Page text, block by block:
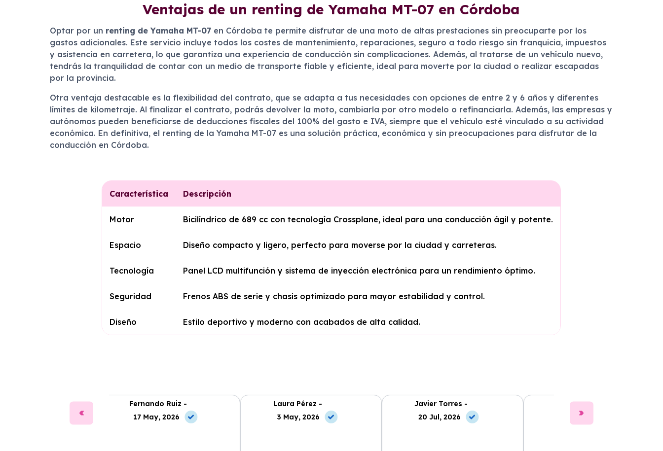
Ventajas de un renting de Yamaha MT-07 en Córdoba
Optar por un renting de Yamaha MT-07en Córdoba te permite disfrutar de una moto de altas prestaciones sin preocuparte por los
gastos adicionales. Este servicio incluye todos los costes de mantenimiento, reparaciones, seguro a todo riesgo sin franquicia, impuestos
y asistencia en carretera, lo que garantiza una experiencia de conducción sin complicaciones. Además, al tratarse de un vehículo nuevo,
tendrás la tranquilidad de contar con un medio de transporte fiable y eficiente, ideal para moverte por la ciudad o realizar escapadas
por la provincia.
Otra ventaja destacable es la flexibilidad del contrato, que se adapta a tus necesidades con opciones de entre 2 y 6 años y diferentes
límites de kilometraje. Al finalizar el contrato, podrás devolver la moto, cambiarla por otro modelo o refinanciarla. Además, las empresas y
autónomos pueden beneficiarse de deducciones fiscales del 100% del gasto e IVA, siempre que el vehículo esté vinculado a su actividad
económica. En definitiva, el renting de la Yamaha MT-07 es una solución práctica, económica y sin preocupaciones para disfrutar de la
conducción en Córdoba.
Característica Descripción
Motor Bicilíndrico de 689 cc con tecnología Crossplane, ideal para una conducción ágil y potente.
Espacio Diseño compacto y ligero, perfecto para moverse por la ciudad y carreteras.
Tecnología Panel LCD multifunción y sistema de inyección electrónica para un rendimiento óptimo.
Seguridad Frenos ABS de serie y chasis optimizado para mayor estabilidad y control.
Diseño Estilo deportivo y moderno con acabados de alta calidad.
Fernando Ruiz -
17 May, 2026
Laura Pérez -
3 May, 2026
Javier Torres -
20 Jul, 2026
Clara Gómez -
10 Jun, 2026